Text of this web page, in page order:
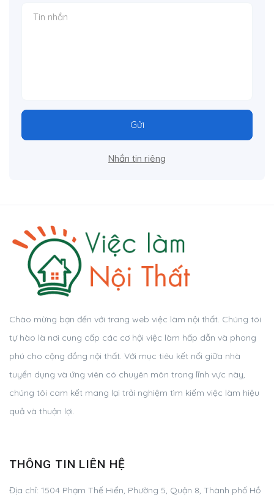
Gửi
Nhắn tin riêng
Chào mừng bạn đến với trang web việc làm nội thất. Chúng tôi
tự hào là nơi cung cấp các cơ hội việc làm hấp dẫn và phong
phú cho cộng đồng nội thất. Với mục tiêu kết nối giữa nhà
tuyển dụng và ứng viên có chuyên môn trong lĩnh vực này,
chúng tôi cam kết mang lại trải nghiệm tìm kiếm việc làm hiệu
quả và thuận lợi.
THÔNG TIN LIÊN HỆ
Địa chỉ: 1504 Phạm Thế Hiển, Phường 5, Quận 8, Thành phố Hồ